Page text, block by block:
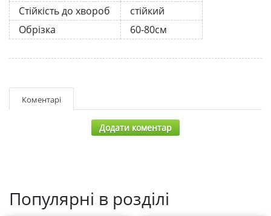
Стійкість до хвороб
стійкий
Обрізка
60-80см
Коментарі
Додати коментар
Популярні в розділі